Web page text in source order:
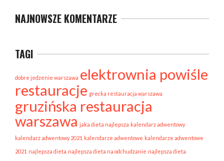
NAJNOWSZE KOMENTARZE
TAGI
dobre jedzenie warszawa elektrownia powiśle
restauracje grecka restauracja warszawa
gruzińska restauracja
warszawa jaka dieta najlepsza kalendarz adwentowy
kalendarz adwentowy 2021 kalendarze adwentowe kalendarze adwentowe
2021 najlepsza dieta najlepsza dieta na odchudzanie najlepsza dieta